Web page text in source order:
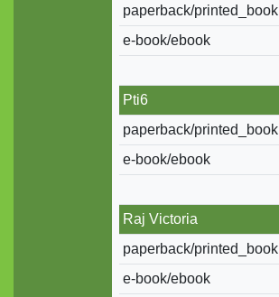
paperback/printed_book
e-book/ebook
Pti6
paperback/printed_book
e-book/ebook
Raj Victoria
paperback/printed_book
e-book/ebook